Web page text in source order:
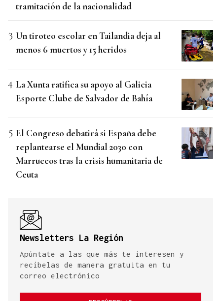
tramitación de la nacionalidad
Un tiroteo escolar en Tailandia deja al
menos 6 muertos y 15 heridos
La Xunta ratifica su apoyo al Galicia
Esporte Clube de Salvador de Bahía
El Congreso debatirá si España debe
replantearse el Mundial 2030 con
Marruecos tras la crisis humanitaria de
Ceuta
Newsletters La Región
Apúntate a las que más te interesen y
recíbelas de manera gratuita en tu
correo electrónico